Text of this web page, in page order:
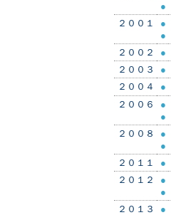
●
２００１
●
●
２００２
●
２００３
●
２００４
●
２００６
●
●
２００８
●
●
２０１１
●
２０１２
●
●
２０１３
●